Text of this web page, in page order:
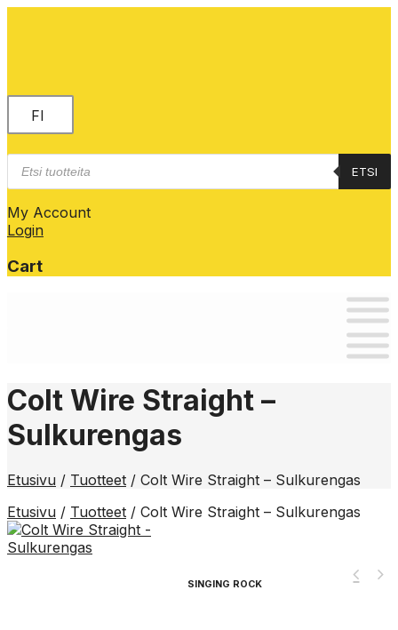
FI
Products
search
ETSI
My Account
Login
Cart
Colt Wire Straight –
Sulkurengas
Etusivu / Tuotteet / Colt Wire Straight – Sulkurengas
Etusivu / Tuotteet / Colt Wire Straight – Sulkurengas
SINGING ROCK